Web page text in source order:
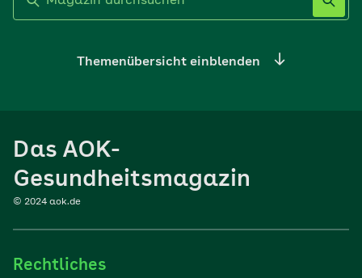
Themenübersicht einblenden
Sport
Reisen
Das AOK-
Gesundheitsmagazin
© 2024 aok.de
Rechtliches